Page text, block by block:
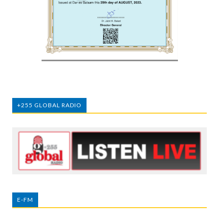
+255 GLOBAL RADIO
E-FM